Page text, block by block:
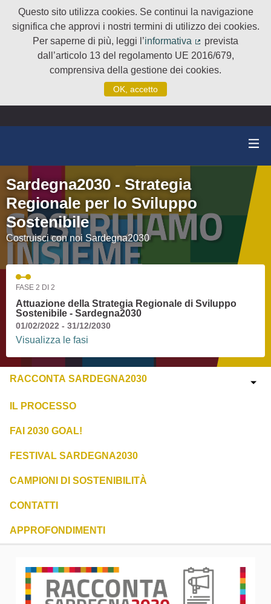
Questo sito utilizza cookies. Se continui la navigazione
significa che approvi i nostri termini di utilizzo dei cookies.
Per saperne di più, leggi l’informativa
(Collegamento
prevista
dall’articolo 13 del regolamento UE 2016/679,
comprensiva della gestione dei cookies.
OK, accetto
Sardegna2030 - Strategia
Regionale per lo Sviluppo
Sostenibile
Costruisci con noi Sardegna2030
FASE 2 DI 2
Attuazione della Strategia Regionale di Sviluppo
Sostenibile - Sardegna2030
01/02/2022 - 31/12/2030
Visualizza le fasi
RACCONTA SARDEGNA2030
IL PROCESSO
FAI 2030 GOAL!
FESTIVAL SARDEGNA2030
CAMPIONI DI SOSTENIBILITÀ
CONTATTI
APPROFONDIMENTI